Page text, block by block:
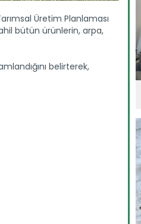
Üretim Planlaması
bütün ürünlerin, arpa,
belirterek,